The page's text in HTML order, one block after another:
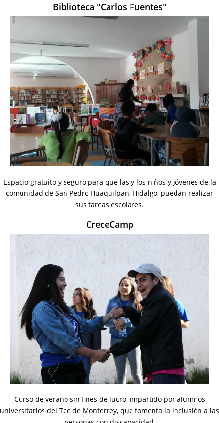
Biblioteca "Carlos Fuentes"
Espacio gratuito y seguro para que las y los niños y jóvenes de la
comunidad de San Pedro Huaquilpan, Hidalgo, puedan realizar
sus tareas escolares.
CreceCamp
Curso de verano sin fines de lucro, impartido por alumnos
universitarios del Tec de Monterrey, que fomenta la inclusión a las